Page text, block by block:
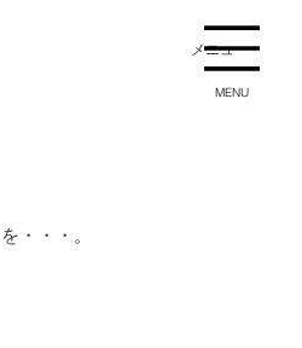
メニュー
MENU
・・・。